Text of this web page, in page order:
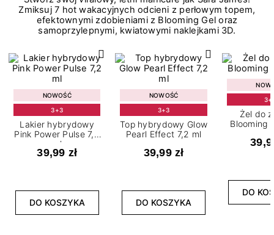
Zmiksuj 7 hot wakacyjnych odcieni z perłowym topem,
efektownymi zdobieniami z Blooming Gel oraz
samoprzylepnymi, kwiatowymi naklejkami 3D.
NOWOŚĆ
3+3
Lakier hybrydowy
Pink Power Pulse 7,2
ml
39,99 zł
DO KOSZYKA
NOWOŚĆ
3+3
Top hybrydowy Glow
Pearl Effect 7,2 ml
39,99 zł
DO KOSZYKA
Żel do
Blooming
DO